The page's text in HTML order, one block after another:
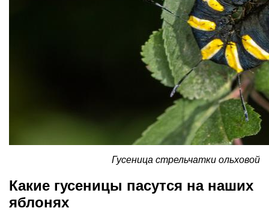
Гусеница стрельчатки ольховой
Какие гусеницы пасутся на наших
яблонях